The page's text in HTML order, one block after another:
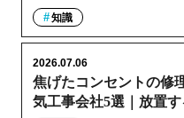
知識
焦げたコンセントの修
気工事会社5選｜放置
2026.07.06